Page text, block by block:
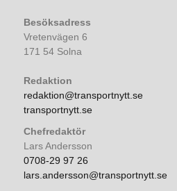
Besöksadress
Vretenvägen 6
171 54 Solna
Redaktion
redaktion@transportnytt.se
transportnytt.se
Chefredaktör
Lars Andersson
0708-29 97 26
lars.andersson@transportnytt.se